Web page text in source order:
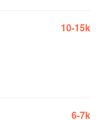
10-15k
6-7k